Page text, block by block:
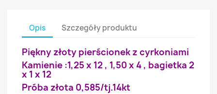
Opis Szczegóły produktu
Piękny złoty pierścionek z cyrkoniami
Kamienie :1,25 x 12 , 1,50 x 4 , bagietka 2
x 1 x 12
Próba złota 0,585/tj.14kt